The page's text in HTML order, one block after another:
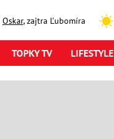
Oskar, zajtra Ľubomíra
TOPKY TV LIFESTYLE